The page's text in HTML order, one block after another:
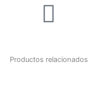
Productos relacionados